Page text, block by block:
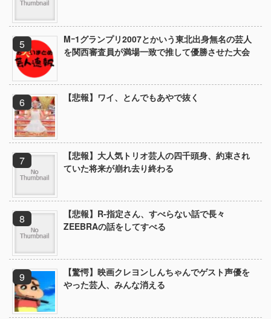
Mｰ1グランプリ2007とかいう東北出身無名の芸人
を関西審査員が満場一致で推して優勝させた大会
【悲報】ワイ、とんでもあやで抜く
【悲報】大人気トリオ芸人の四千頭身、約束され
ていた将来が崩れ去り終わる
【悲報】R-指定さん、すべらない話で長々
ZEEBRAの話をしてすべる
【驚愕】映画クレヨンしんちゃんでゲスト声優を
やった芸人、みんな消える